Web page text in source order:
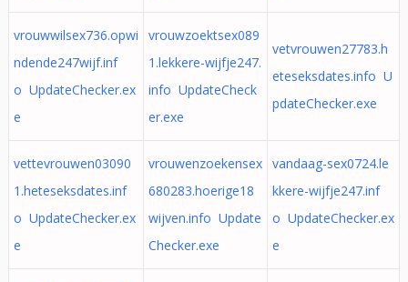
vrouwwilsex736.opwi
ndende247wijf.inf
o UpdateChecker.ex
e
vrouwzoektsex089
1.lekkere-wijfje247.
info UpdateCheck
er.exe
vetvrouwen27783.h
eteseksdates.info U
pdateChecker.exe
vettevrouwen03090
1.heteseksdates.inf
o UpdateChecker.ex
e
vrouwenzoekensex
680283.hoerige18
wijven.info Update
Checker.exe
vandaag-sex0724.le
kkere-wijfje247.inf
o UpdateChecker.ex
e